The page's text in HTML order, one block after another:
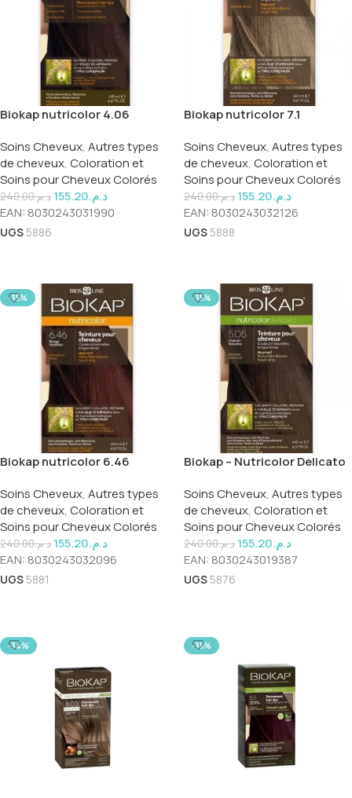
Biokap nutricolor 4.06
Soins Cheveux, Autres types
de cheveux, Coloration et
Soins pour Cheveux Colorés
د.م.240.00 د.م.155.20
EAN: 8030243031990
UGS 5886
Biokap nutricolor 7.1
Soins Cheveux, Autres types
de cheveux, Coloration et
Soins pour Cheveux Colorés
د.م.240.00 د.م.155.20
EAN: 8030243032126
UGS 5888
-35%
Biokap nutricolor 6.46
Soins Cheveux, Autres types
de cheveux, Coloration et
Soins pour Cheveux Colorés
د.م.240.00 د.م.155.20
EAN: 8030243032096
UGS 5881
-35%
Biokap – Nutricolor Delicato
Soins Cheveux, Autres types
de cheveux, Coloration et
Soins pour Cheveux Colorés
د.م.240.00 د.م.155.20
EAN: 8030243019387
UGS 5876
-34% -35%